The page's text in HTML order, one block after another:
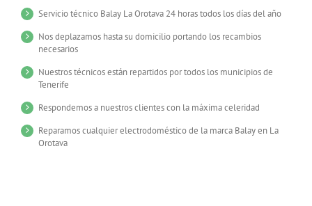
Servicio técnico Balay La Orotava 24 horas todos los días del año
Nos deplazamos hasta su domicilio portando los recambios
necesarios
Nuestros técnicos están repartidos por todos los municipios de
Tenerife
Respondemos a nuestros clientes con la máxima celeridad
Reparamos cualquier electrodoméstico de la marca Balay en La
Orotava